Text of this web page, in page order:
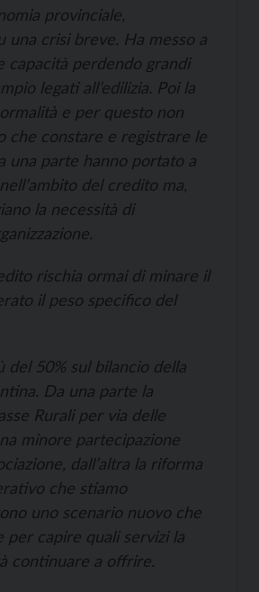
provinciale,
una crisi breve. Ha messo a
capacità perdendo grandi
legati all’edilizia. Poi la
e per questo non
che constare e registrare le
una parte hanno portato a
del credito ma,
la necessità di
rischia ormai di minare il
il peso specifico del
del 50% sul bilancio della
Da una parte la
Rurali per via delle
minore partecipazione
dall’altra la riforma
che stiamo
uno scenario nuovo che
per capire quali servizi la
continuare a offrire.